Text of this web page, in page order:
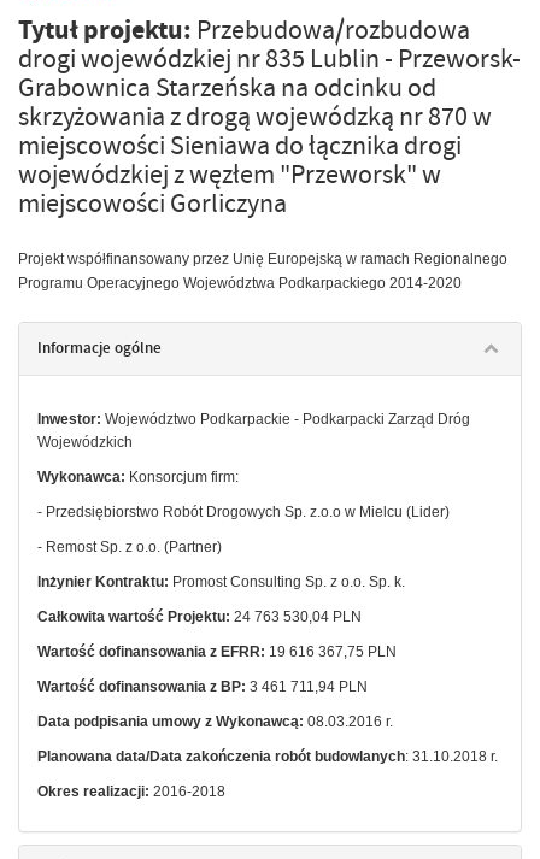
Tytuł projektu: Przebudowa/rozbudowa
drogi wojewódzkiej nr 835 Lublin - Przeworsk-
Grabownica Starzeńska na odcinku od
skrzyżowania z drogą wojewódzką nr 870 w
miejscowości Sieniawa do łącznika drogi
wojewódzkiej z węzłem "Przeworsk" w
miejscowości Gorliczyna
Projekt współfinansowany przez Unię Europejską w ramach Regionalnego
Programu Operacyjnego Województwa Podkarpackiego 2014-2020
Informacje ogólne
Inwestor: Województwo Podkarpackie - Podkarpacki Zarząd Dróg
Wojewódzkich
Wykonawca: Konsorcjum firm:
- Przedsiębiorstwo Robót Drogowych Sp. z.o.o w Mielcu (Lider)
- Remost Sp. z o.o. (Partner)
Inżynier Kontraktu: Promost Consulting Sp. z o.o. Sp. k.
Całkowita wartość Projektu: 24 763 530,04 PLN
Wartość dofinansowania z EFRR: 19 616 367,75 PLN
Wartość dofinansowania z BP: 3 461 711,94 PLN
Data podpisania umowy z Wykonawcą: 08.03.2016 r.
Planowana data/Data zakończenia robót budowlanych: 31.10.2018 r.
Okres realizacji: 2016-2018